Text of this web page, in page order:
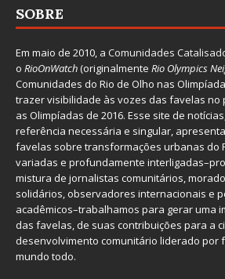
SOBRE
Em maio de 2010, a Comunidades
o RioOnWatch(originalmente Rio Olympics
Comunidades do Rio de Olho nas
trazer visibilidade às vozes das favelas no
as Olimpíadas de 2016. Esse site de
referência necessária e singular,
favelas sobre transformações urbanas do
variadas e profundamente
mistura de jornalistas comunitários,
solidários, observadores internacionais e
acadêmicos–trabalhamos para gerar uma
das favelas, de suas contribuições para a
desenvolvimento comunitário liderado por
mundo todo.